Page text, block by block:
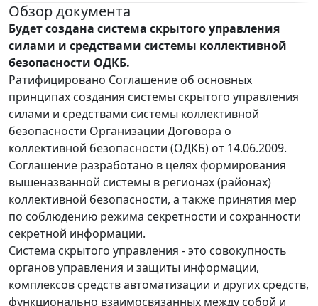
Обзор документа
Будет создана система скрытого управления
силами и средствами системы коллективной
безопасности ОДКБ.
Ратифицировано Соглашение об основных
принципах создания системы скрытого управления
силами и средствами системы коллективной
безопасности Организации Договора о
коллективной безопасности (ОДКБ) от 14.06.2009.
Соглашение разработано в целях формирования
вышеназванной системы в регионах (районах)
коллективной безопасности, а также принятия мер
по соблюдению режима секретности и сохранности
секретной информации.
Система скрытого управления - это совокупность
органов управления и защиты информации,
комплексов средств автоматизации и других средств,
функционально взаимосвязанных между собой и